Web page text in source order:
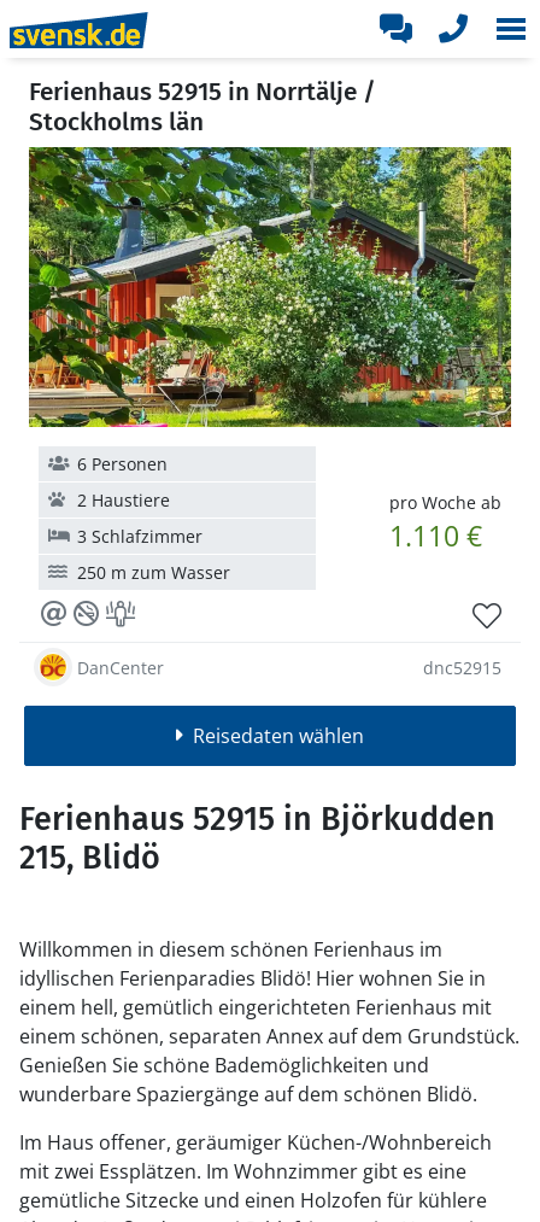
Ferienhaus 52915 in Norrtälje /
Stockholms län
pro Woche ab
1.110 €
6 Personen
2 Haustiere
3 Schlafzimmer
250 m zum Wasser
DanCenter dnc52915
Reisedaten wählen
Ferienhaus 52915 in Björkudden
215, Blidö
Willkommen in diesem schönen Ferienhaus im
idyllischen Ferienparadies Blidö! Hier wohnen Sie in
einem hell, gemütlich eingerichteten Ferienhaus mit
einem schönen, separaten Annex auf dem Grundstück.
Genießen Sie schöne Bademöglichkeiten und
wunderbare Spaziergänge auf dem schönen Blidö.
Im Haus offener, geräumiger Küchen-/Wohnbereich
mit zwei Essplätzen. Im Wohnzimmer gibt es eine
gemütliche Sitzecke und einen Holzofen für kühlere